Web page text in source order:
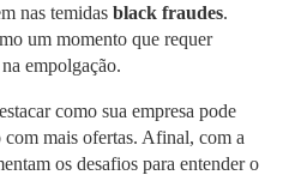
nas temidas black fraudes.
um momento que requer
empolgação.
como sua empresa pode
mais ofertas. Afinal, com a
os desafios para entender o